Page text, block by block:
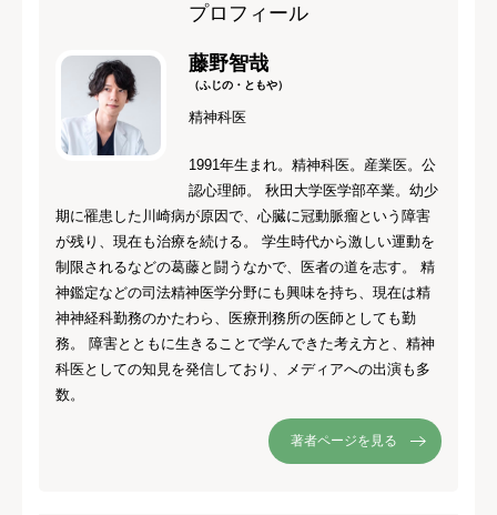
プロフィール
藤野智哉
（ふじの・ともや）
精神科医
1991年生まれ。精神科医。産業医。公
認心理師。 秋田大学医学部卒業。幼少
期に罹患した川崎病が原因で、心臓に冠動脈瘤という障害
が残り、現在も治療を続ける。 学生時代から激しい運動を
制限されるなどの葛藤と闘うなかで、医者の道を志す。 精
神鑑定などの司法精神医学分野にも興味を持ち、現在は精
神神経科勤務のかたわら、医療刑務所の医師としても勤
務。 障害とともに生きることで学んできた考え方と、精神
科医としての知見を発信しており、メディアへの出演も多
数。
著者ページを見る